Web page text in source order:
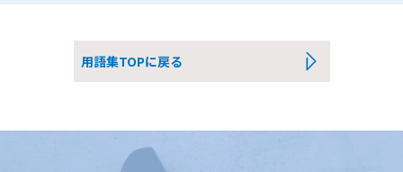
用語集TOPに戻る